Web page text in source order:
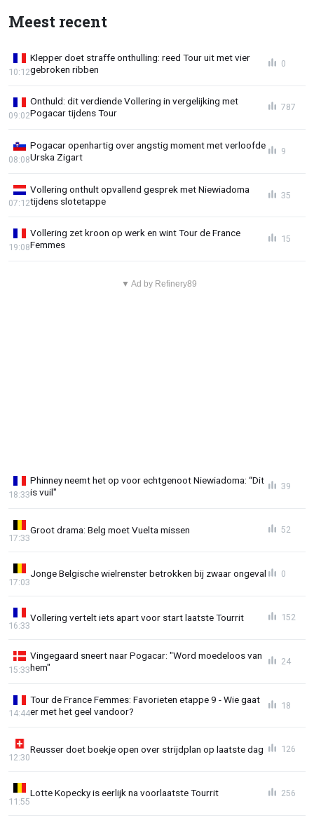
Meest recent
Klepper doet straffe onthulling: reed Tour uit met vier
gebroken ribben
10:12
0
Onthuld: dit verdiende Vollering in vergelijking met
Pogacar tijdens Tour
09:02
787
Pogacar openhartig over angstig moment met verloofde
Urska Zigart
08:08
9
Vollering onthult opvallend gesprek met Niewiadoma
tijdens slotetappe
07:12
35
Vollering zet kroon op werk en wint Tour de France
Femmes
19:08
15
▼ Ad by Refinery89
Phinney neemt het op voor echtgenoot Niewiadoma: “Dit
is vuil"
18:33
39
Groot drama: Belg moet Vuelta missen
17:33
52
Jonge Belgische wielrenster betrokken bij zwaar ongeval
17:03
0
Vollering vertelt iets apart voor start laatste Tourrit
16:33
152
Vingegaard sneert naar Pogacar: "Word moedeloos van
hem"
15:33
24
Tour de France Femmes: Favorieten etappe 9 - Wie gaat
er met het geel vandoor?
14:44
18
Reusser doet boekje open over strijdplan op laatste dag
12:30
126
Lotte Kopecky is eerlijk na voorlaatste Tourrit
11:55
256